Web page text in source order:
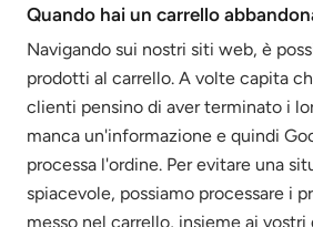
Quando hai un carrello
Navigando sui nostri siti web, è
prodotti al carrello. A volte capita
clienti pensino di aver terminato i
manca un'informazione e quindi
processa l'ordine. Per evitare una
spiacevole, possiamo processare i
messo nel carrello, insieme ai